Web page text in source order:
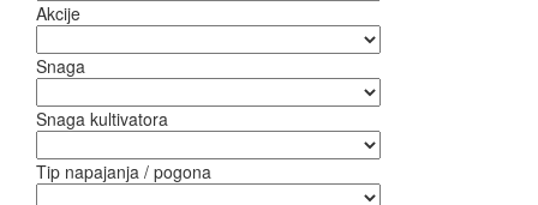
Akcije
Snaga
Snaga kultivatora
Tip napajanja / pogona